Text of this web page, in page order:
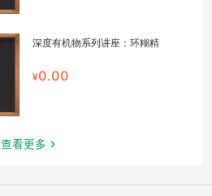
深度有机物系列讲座：环糊精
0.00
查看更多